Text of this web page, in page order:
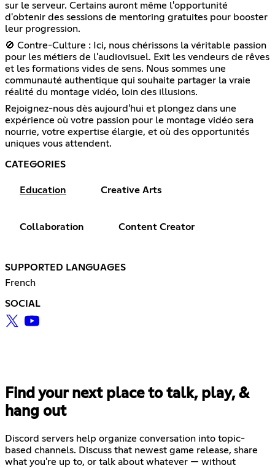
sur le serveur. Certains auront même l'opportunité
d'obtenir des sessions de mentoring gratuites pour booster
leur progression.
🚫 Contre-Culture : Ici, nous chérissons la véritable passion
pour les métiers de l'audiovisuel. Exit les vendeurs de rêves
et les formations vides de sens. Nous sommes une
communauté authentique qui souhaite partager la vraie
réalité du montage vidéo, loin des illusions.
Rejoignez-nous dès aujourd'hui et plongez dans une
expérience où votre passion pour le montage vidéo sera
nourrie, votre expertise élargie, et où des opportunités
uniques vous attendent.
CATEGORIES
Education Creative Arts
Collaboration Content Creator
SUPPORTED LANGUAGES
French
SOCIAL
Find your next place to talk, play, &
hang out
Discord servers help organize conversation into topic-
based channels. Discuss that newest game release, share
what you're up to, or talk about whatever — without